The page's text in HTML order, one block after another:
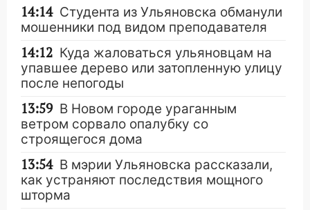
14:14 Студента из Ульяновска обманули
мошенники под видом преподавателя
14:12 Куда жаловаться ульяновцам на
упавшее дерево или затопленную улицу
после непогоды
13:59 В Новом городе ураганным
ветром сорвало опалубку со
строящегося дома
13:54 В мэрии Ульяновска рассказали,
как устраняют последствия мощного
шторма